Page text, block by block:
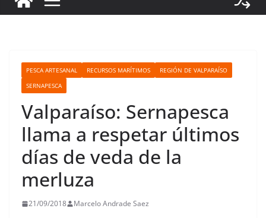
PESCA ARTESANAL RECURSOS MARÍTIMOS
REGIÓN DE VALPARAÍSO
SERNAPESCA
Valparaíso: Sernapesca
llama a respetar últimos
días de veda de la
merluza
21/09/2018 Marcelo Andrade Saez